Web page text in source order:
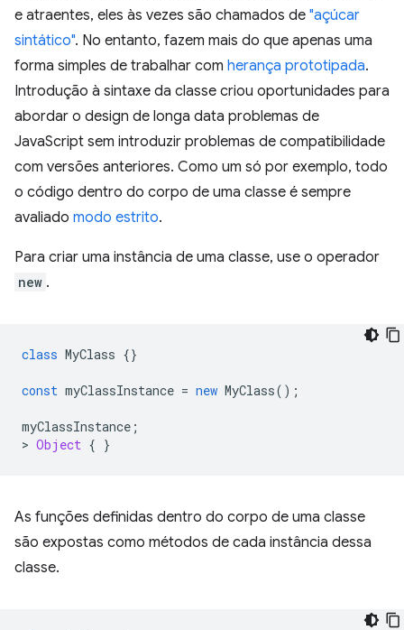
e atraentes, eles às vezes são chamados de "açúcar
sintático". No entanto, fazem mais do que apenas uma
forma simples de trabalhar com herança prototipada.
Introdução à sintaxe da classe criou oportunidades para
abordar o design de longa data problemas de
JavaScript sem introduzir problemas de compatibilidade
com versões anteriores. Como um só por exemplo, todo
o código dentro do corpo de uma classe é sempre
avaliado modo estrito.
Para criar uma instância de uma classe, use o operador
new .
class MyClass {}
const myClassInstance = new MyClass();
myClassInstance ;
> Object { }
As funções definidas dentro do corpo de uma classe
são expostas como métodos de cada instância dessa
classe.